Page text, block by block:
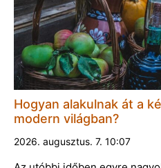
Hogyan alakulnak át a
modern világban?
2026. augusztus. 7. 10:07